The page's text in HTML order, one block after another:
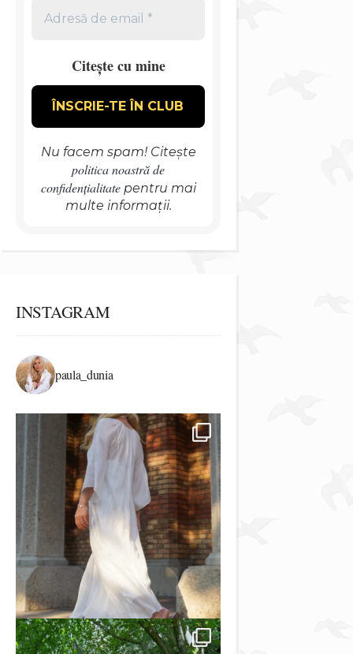
Citește cu mine
Nu facem spam! Citește
politica noastră de
confidențialitatepentru mai
multe informații.
INSTAGRAM
paula_dunia